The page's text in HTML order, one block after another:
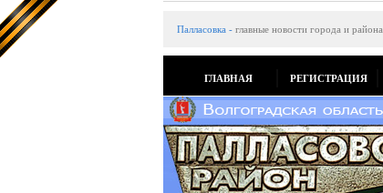
Палласовка - главные новости города и района
ГЛАВНАЯ РЕГИСТРАЦИЯ